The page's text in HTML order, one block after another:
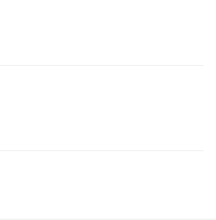
なくてもうらみっこなしの本格バ
たり、対戦をとても少ない番で決
ッキ